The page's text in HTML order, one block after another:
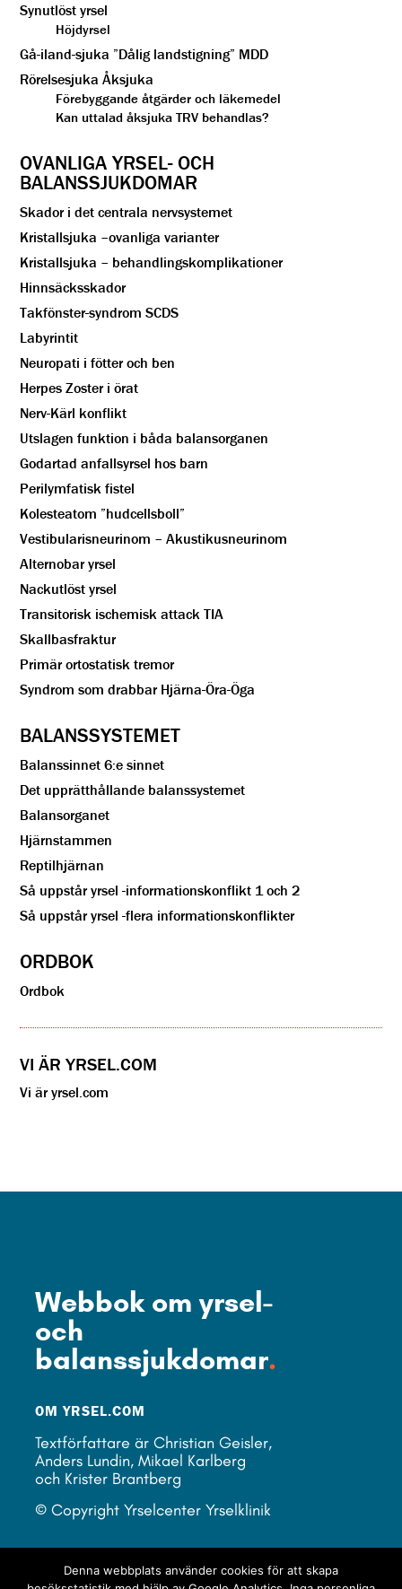
Synutlöst yrsel
Höjdyrsel
Gå-iland-sjuka ”Dålig landstigning” MDD
Rörelsesjuka Åksjuka
Förebyggande åtgärder och läkemedel
Kan uttalad åksjuka TRV behandlas?
OVANLIGA YRSEL- OCH
BALANSSJUKDOMAR
Skador i det centrala nervsystemet
Kristallsjuka –ovanliga varianter
Kristallsjuka – behandlingskomplikationer
Hinnsäcksskador
Takfönster-syndrom SCDS
Labyrintit
Neuropati i fötter och ben
Herpes Zoster i örat
Nerv-Kärl konflikt
Utslagen funktion i båda balansorganen
Godartad anfallsyrsel hos barn
Perilymfatisk fistel
Kolesteatom ”hudcellsboll”
Vestibularisneurinom – Akustikusneurinom
Alternobar yrsel
Nackutlöst yrsel
Transitorisk ischemisk attack TIA
Skallbasfraktur
Primär ortostatisk tremor
Syndrom som drabbar Hjärna-Öra-Öga
BALANSSYSTEMET
Balanssinnet 6:e sinnet
Det upprätthållande balanssystemet
Balansorganet
Hjärnstammen
Reptilhjärnan
Så uppstår yrsel -informationskonflikt 1 och 2
Så uppstår yrsel -flera informationskonflikter
ORDBOK
Ordbok
VI ÄR YRSEL.COM
Vi är yrsel.com
Webbok om yrsel-
och
balanssjukdomar.
OM YRSEL.COM
Textförfattare är Christian Geisler,
Anders Lundin, Mikael Karlberg
och Krister Brantberg
© Copyright Yrselcenter Yrselklinik
Denna webbplats använder cookies för att skapa